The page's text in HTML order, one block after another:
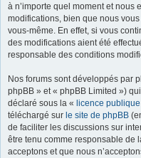
à n’importe quel moment et nous
modifications, bien que nous
vous-même. En effet, si vous
des modifications aient été
responsable des conditions
Nos forums sont développés par
phpBB » et « phpBB Limited »)
déclaré sous la « licence
téléchargé sur le site de phpBB
de faciliter les discussions sur
être tenu comme responsable de
acceptons et que nous